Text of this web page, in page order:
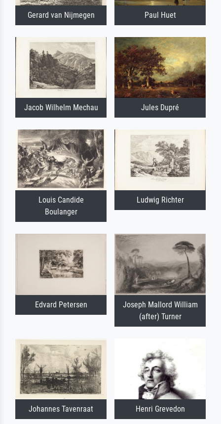
Gerard van Nijmegen Paul Huet
Jacob Wilhelm Mechau Jules Dupré
Louis Candide
Boulanger
Ludwig Richter
Edvard Petersen
Joseph Mallord William
(after) Turner
Johannes Tavenraat Henri Grevedon